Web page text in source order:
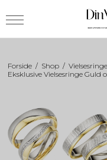
Forside / Shop /
Eksklusive Vielsesringe Guld